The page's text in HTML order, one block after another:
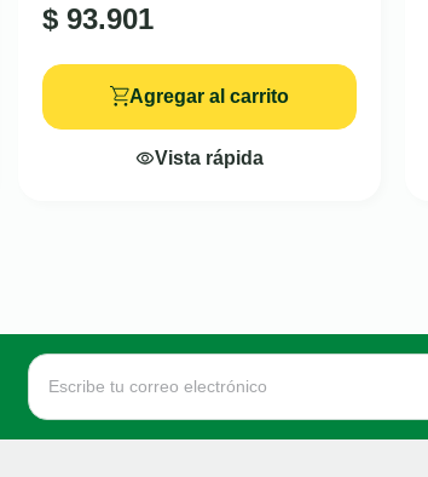
$ 93.901
Agregar al carrito
Vista rápida